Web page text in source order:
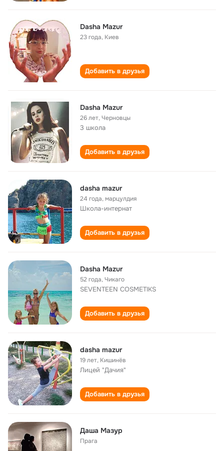
Dasha Mazur
23 года, Киев
Добавить в друзья
Dasha Mazur
26 лет,Черновцы
3 школа
Добавить в друзья
dasha mazur
24 года,марцулдия
Школа-интернат
Добавить в друзья
Dasha Mazur
52 года,Чикаго
SEVENTEEN COSMETIKS
Добавить в друзья
dasha mazur
19 лет, Кишинёв
Лицей "Дачия"
Добавить в друзья
Даша Мазур
Прага